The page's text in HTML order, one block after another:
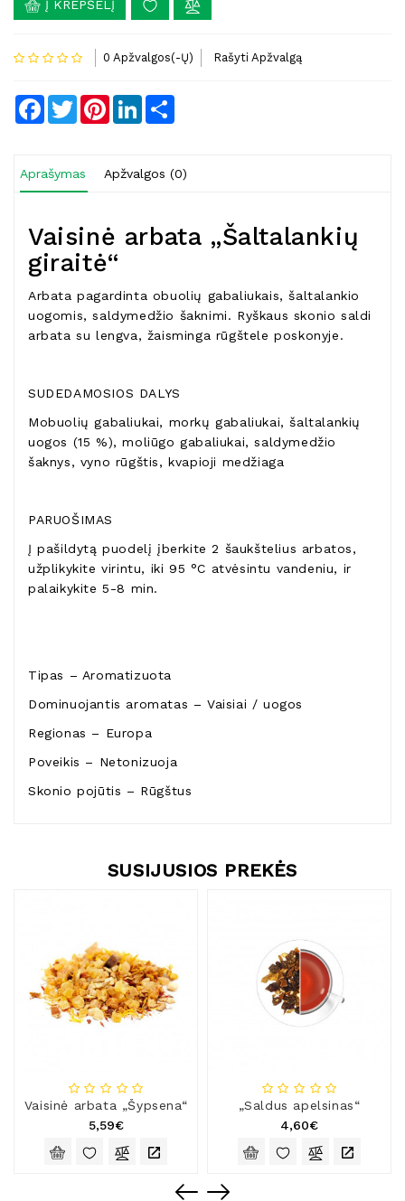
Į KREPŠELĮ
0 Apžvalgos(-Ų) Rašyti Apžvalgą
Facebook
TwitterPinterestLinkedIn
Aprašymas Apžvalgos (0)
Vaisinė arbata „Šaltalankių
giraitė“
Arbata pagardinta obuolių gabaliukais, šaltalankio
uogomis, saldymedžio šaknimi. Ryškaus skonio saldi
arbata su lengva, žaisminga rūgštele poskonyje.
SUDEDAMOSIOS DALYS
Mobuolių gabaliukai, morkų gabaliukai, šaltalankių
uogos (15 %), moliūgo gabaliukai, saldymedžio
šaknys, vyno rūgštis, kvapioji medžiaga
PARUOŠIMAS
Į pašildytą puodelį įberkite 2 šaukštelius arbatos,
užplikykite virintu, iki 95 °C atvėsintu vandeniu, ir
palaikykite 5-8 min.
Tipas – Aromatizuota
Dominuojantis aromatas – Vaisiai / uogos
Regionas – Europa
Poveikis – Netonizuoja
Skonio pojūtis – Rūgštus
SUSIJUSIOS PREKĖS
Vaisinė arbata „Šypsena“
5,59€
„Saldus apelsinas“
4,60€